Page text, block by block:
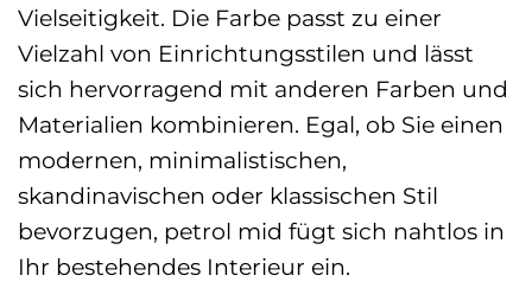
Vielseitigkeit. Die Farbe passt zu einer
Vielzahl von Einrichtungsstilen und lässt
sich hervorragend mit anderen Farben und
Materialien kombinieren. Egal, ob Sie einen
modernen, minimalistischen,
skandinavischen oder klassischen Stil
bevorzugen, petrol mid fügt sich nahtlos in
Ihr bestehendes Interieur ein.